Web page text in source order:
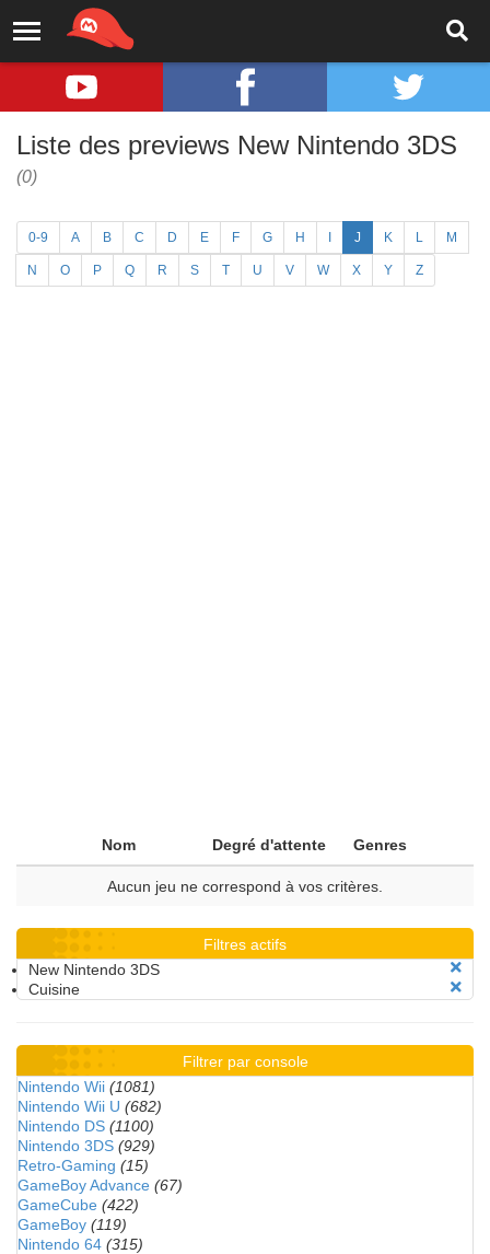
Liste des previews New Nintendo 3DS
(0)
0-9 A B C D E F G H J K L M
N O P Q R S T U V W X Y Z
Nom Degré d'attente Genres
Aucun jeu ne correspond à vos critères.
Filtres actifs
New Nintendo 3DS
Cuisine
Filtrer par console
Nintendo Wii (1081)
Nintendo Wii U (682)
Nintendo DS (1100)
Nintendo 3DS (929)
Retro-Gaming (15)
GameBoy Advance (67)
GameCube (422)
GameBoy (119)
Nintendo 64 (315)